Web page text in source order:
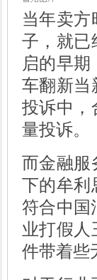
当年卖
子，就已
启的早
车翻新当
投诉中，
量投诉。
而金融服
下的牟利
符合中国
业打假人
件带着些